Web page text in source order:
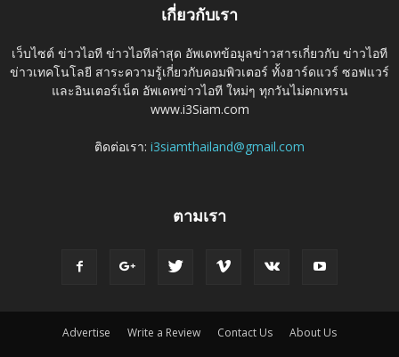
เกี่ยวกับเรา
เว็บไซต์ ข่าวไอที ข่าวไอทีล่าสุด อัพเดทข้อมูลข่าวสารเกี่ยวกับ ข่าวไอที
ข่าวเทคโนโลยี สาระความรู้เกี่ยวกับคอมพิวเตอร์ ทั้งฮาร์ดแวร์ ซอฟแวร์
และอินเตอร์เน็ต อัพเดทข่าวไอที ใหม่ๆ ทุกวันไม่ตกเทรน
www.i3Siam.com
ติดต่อเรา: i3siamthailand@gmail.com
ตามเรา
Advertise Write a Review Contact Us About Us